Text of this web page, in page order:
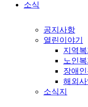
소식
공지사항
열린이야기
지역
노인
장애
해외사
소식지